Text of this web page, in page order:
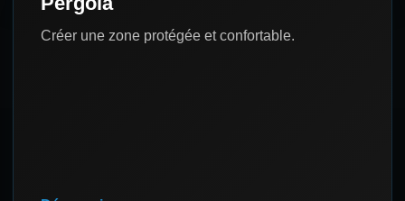
Créer une zone protégée et confortable.